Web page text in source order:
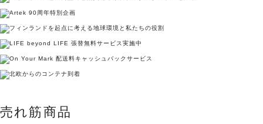
売れ筋商品